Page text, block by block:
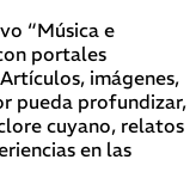
“Música e
portales
imágenes,
pueda profundizar,
cuyano, relatos
en las